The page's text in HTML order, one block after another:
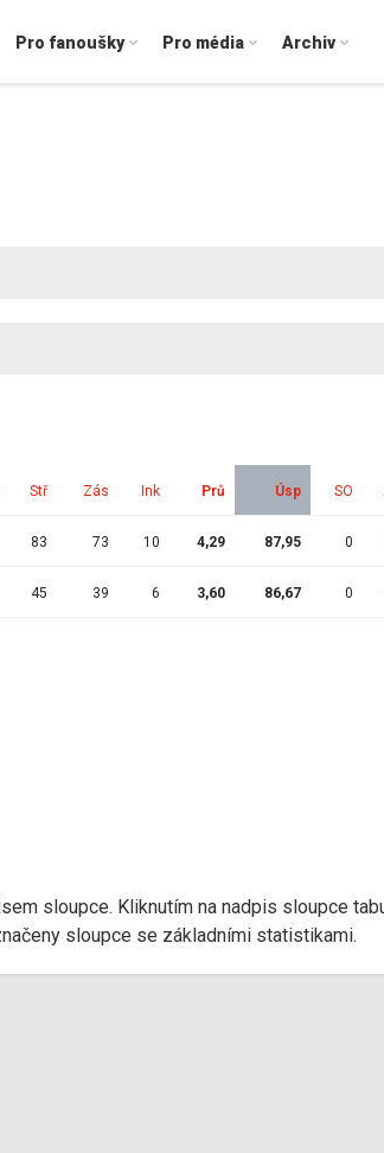
Pro fanoušky Pro média Archiv
Stř Zás Ink Prů Úsp SO
83 73 10 4,29 87,95 0
45 39 6 3,60 86,67 0
sloupce. Kliknutím na nadpis sloupce
sloupce se základními statistikami.